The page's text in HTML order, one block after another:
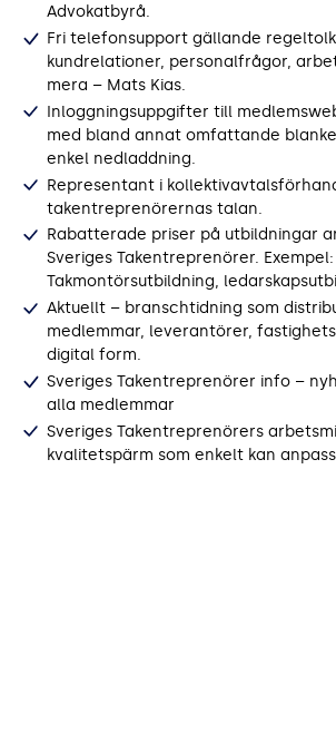
Advokatbyrå.
Fri telefonsupport gällande
kundrelationer, personalfrågor,
mera – Mats Kias.
Inloggningsuppgifter till
med bland annat omfattande
enkel nedladdning.
Representant i
takentreprenörernas talan.
Rabatterade priser på utbildningar
Sveriges Takentreprenörer. Exempel:
Takmontörsutbildning,
Aktuellt – branschtidning som
medlemmar, leverantörer,
digital form.
Sveriges Takentreprenörer info –
alla medlemmar
Sveriges Takentreprenörers
kvalitetspärm som enkelt kan